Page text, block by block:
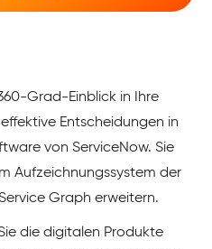
Grad-Einblick in Ihre
Entscheidungen in
von ServiceNow. Sie
Aufzeichnungssystem der
Graph erweitern.
die digitalen Produkte